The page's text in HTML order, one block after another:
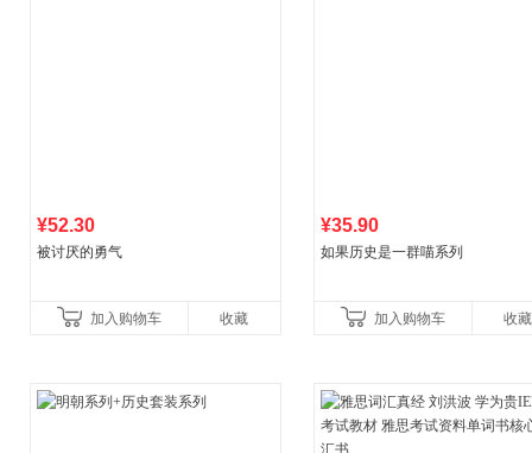
¥52.30
被讨厌的勇气
加入购物车 收藏
¥35.90
如果历史是一群喵系列
加入购物车 收藏